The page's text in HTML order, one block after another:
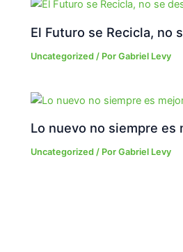
El Futuro se Recicla, no
Uncategorized / PorGabriel Levy
Lo nuevo no siempre es
Uncategorized / PorGabriel Levy